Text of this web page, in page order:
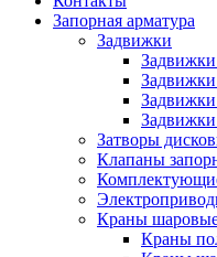
Запорная арматура
Задвижки
Затворы
Клапаны
Краны
Краны